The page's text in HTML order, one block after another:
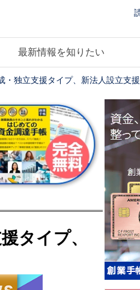
最新情報を知りたい
・独立支援タイプ、新法人設立支援
タイプ、